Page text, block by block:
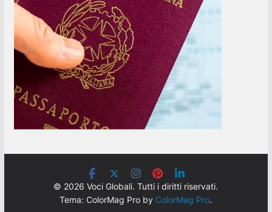
© 2026 Voci Globali. Tutti i diritti riservati.
Tema: ColorMag Pro by ColorMag Pro.